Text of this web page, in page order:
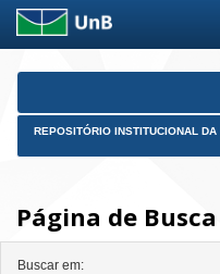
Skip
REPOSITÓRIO INSTITUCIONAL DA
Página de Busca
Buscar em: